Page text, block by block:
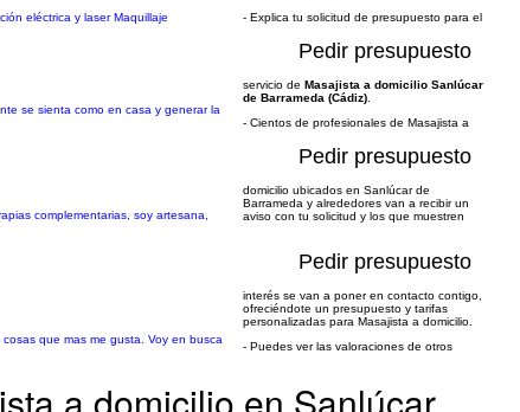
eléctrica y laser Maquillaje
se sienta como en casa y generar la
Pedir presupuesto
complementarias, soy artesana,
Pedir presupuesto
que mas me gusta. Voy en busca
Pedir presupuesto
- Explica tu solicitud de presupuesto para el
servicio de Masajista a domicilio Sanlúcar
de Barrameda (Cádiz)
- Cientos de profesionales de Masajista a
domicilio ubicados en Sanlúcar de
Barrameda y alrededores van a recibir un
aviso con tu solicitud y los que muestren
interés se van a poner en contacto contigo,
ofreciéndote un presupuesto y tarifas
personalizadas para Masajista a domicilio.
- Puedes ver las valoraciones de otros